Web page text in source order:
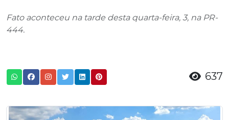
Fato aconteceu na tarde desta quarta-feira, 3, na PR-
444.
637